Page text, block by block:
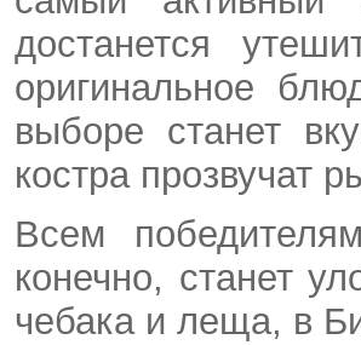
достанется
оригинальное
выборе станет
костра прозвучат
Всем
конечно, станет
чебака и леща, в